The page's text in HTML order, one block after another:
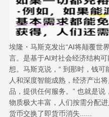
埃隆・马斯克发出“AI将颠覆世
言。是基于AI对社会经济结构
想。马斯克说，“ 到那时，钱
人和深度智能成熟，经济产出
品，提供任何服务。” 也就是说
物质极大丰富，人们按需分配
货币交换了即货币消失......